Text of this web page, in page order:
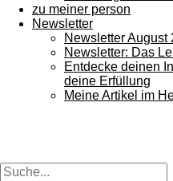
zu meiner person
Newsletter
Newsletter August
Newsletter: Das
Entdecke deinen
deine Erfüllung
Meine Artikel im